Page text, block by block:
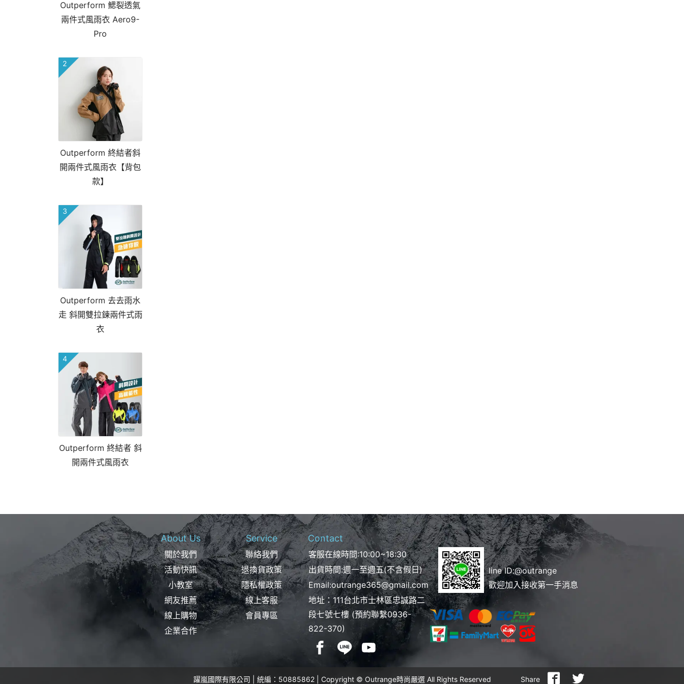
Outperform 鰓裂透氣
兩件式風雨衣 Aero9-
Pro
2
Outperform 終結者斜
開兩件式風雨衣【背包
款】
3
Outperform 去去雨水
走 斜開雙拉鍊兩件式雨
衣
4
Outperform 終結者 斜
開兩件式風雨衣
About Us
關於我們
活動快訊
小教室
網友推薦
線上購物
企業合作
Service
聯絡我們
退換貨政策
隱私權政策
線上客服
會員專區
Contact
客服在線時間:10:00~18:30
出貨時間:週一至週五(不含假日)
Email:outrange365@gmail.com
地址：111台北市士林區忠誠路二
段七號七樓 (預約聯繫0936-
822-370)
line ID:@outrange
歡迎加入接收第一手消息
躍嵐國際有限公司 | 統編：50885862 | Copyright © Outrange時尚嚴選 All Rights Reserved Share